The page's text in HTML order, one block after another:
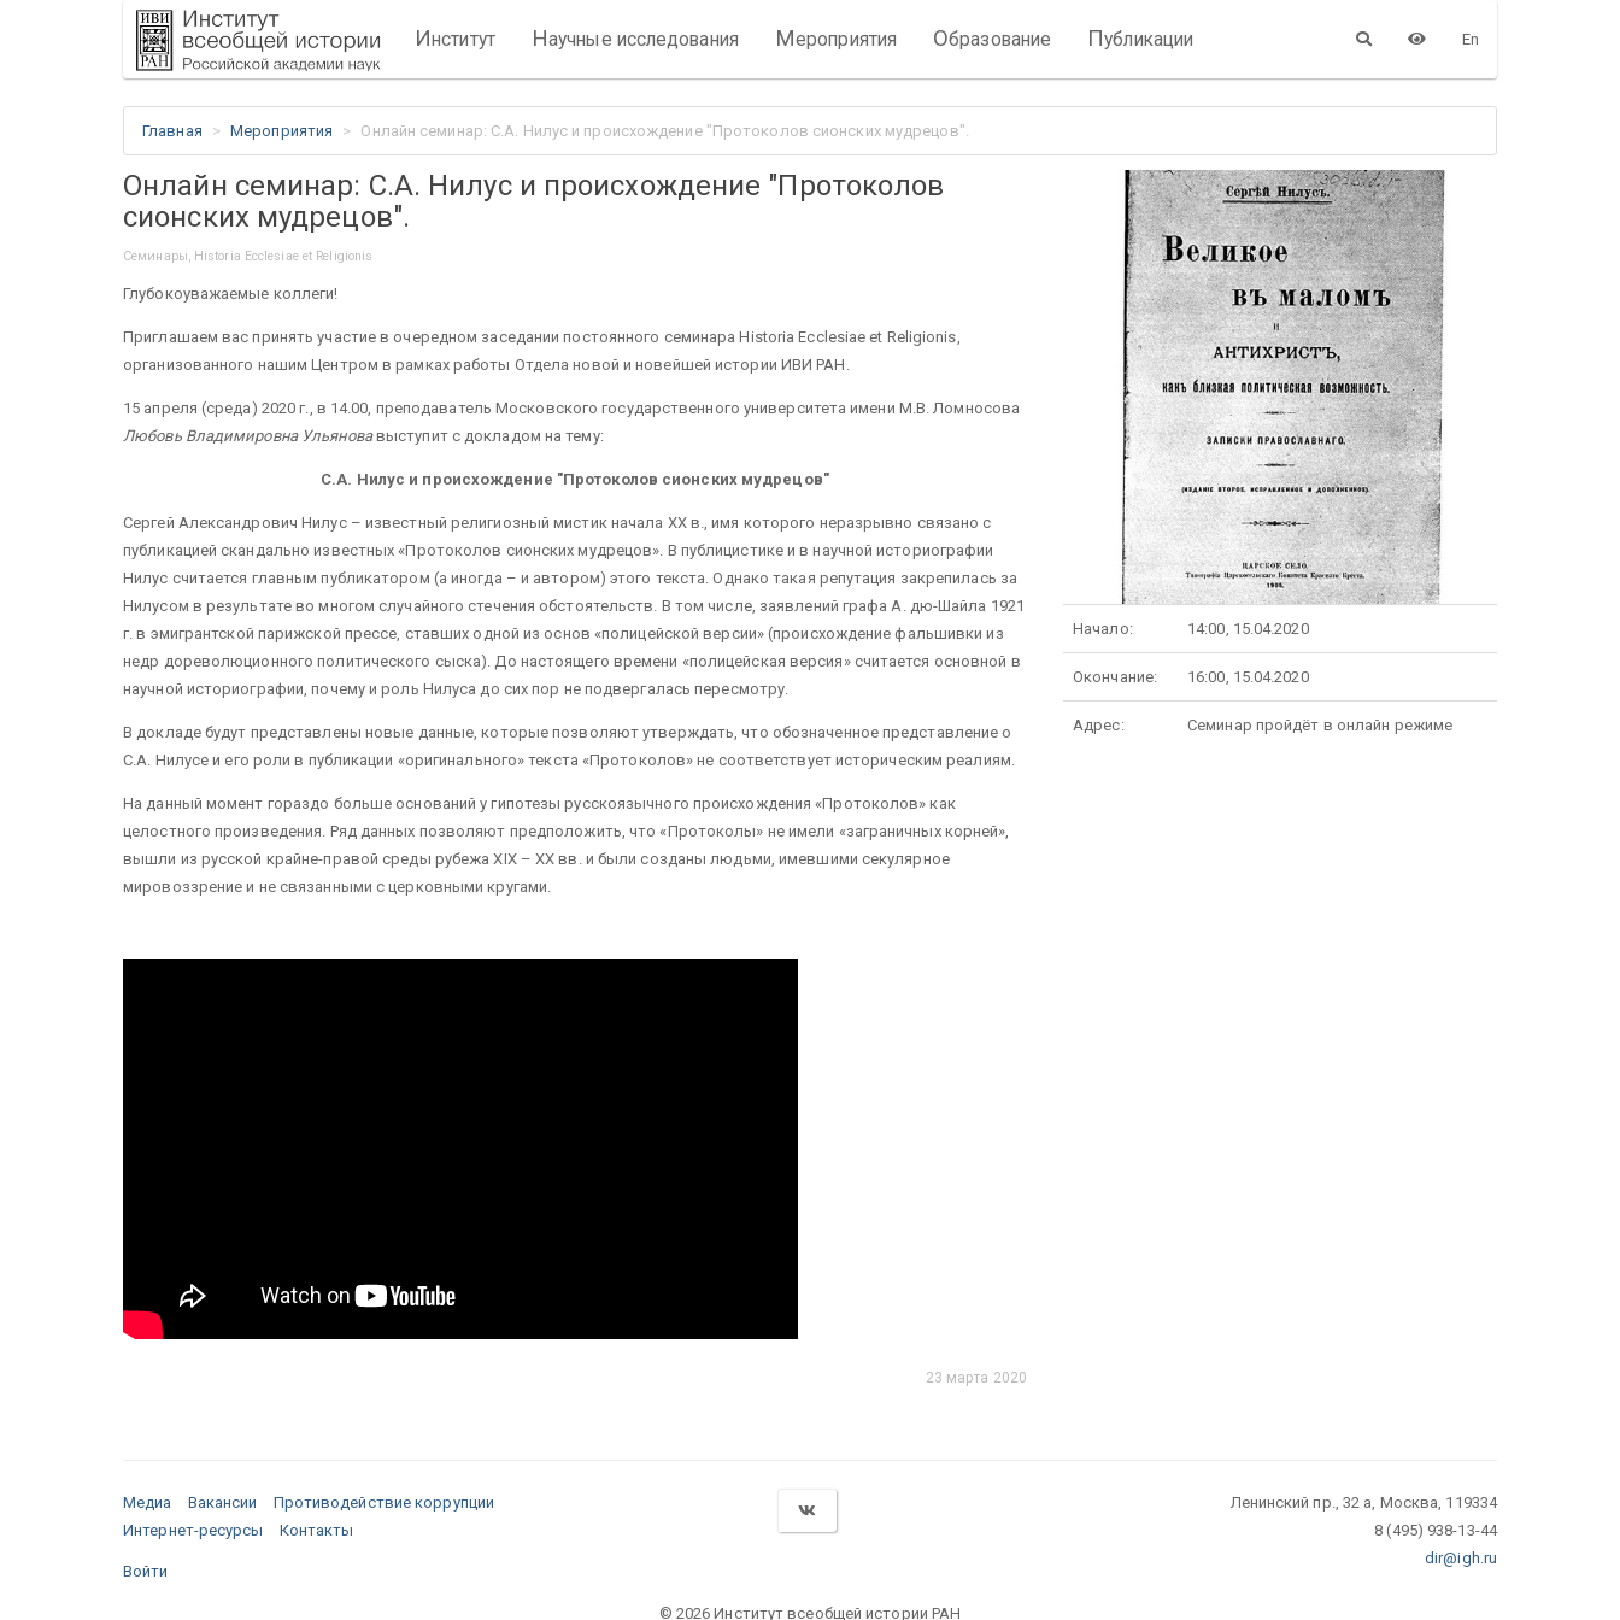
Институт Научные исследования Мероприятия Образование Публикации En
Главная Мероприятия Онлайн семинар: С.А. Нилус и происхождение "Протоколов сионских мудрецов".
Онлайн семинар: С.А. Нилус и происхождение "Протоколов
сионских мудрецов".
Семинары, Historia Ecclesiae et Religionis
Глубокоуважаемые коллеги!
Приглашаем вас принять участие в очередном заседании постоянного семинара Historia Ecclesiae et Religionis,
организованного нашим Центром в рамках работы Отдела новой и новейшей истории ИВИ РАН.
15 апреля (среда) 2020 г., в 14.00, преподаватель Московского государственного университета имени М.В. Ломносова
Любовь Владимировна Ульяновавыступит с докладом на тему:
С.А. Нилус и происхождение "Протоколов сионских мудрецов"
Сергей Александрович Нилус – известный религиозный мистик начала ХХ в., имя которого неразрывно связано с
публикацией скандально известных «Протоколов сионских мудрецов». В публицистике и в научной историографии
Нилус считается главным публикатором (а иногда – и автором) этого текста. Однако такая репутация закрепилась за
Нилусом в результате во многом случайного стечения обстоятельств. В том числе, заявлений графа А. дю-Шайла 1921
г. в эмигрантской парижской прессе, ставших одной из основ «полицейской версии» (происхождение фальшивки из
недр дореволюционного политического сыска). До настоящего времени «полицейская версия» считается основной в
научной историографии, почему и роль Нилуса до сих пор не подвергалась пересмотру.
В докладе будут представлены новые данные, которые позволяют утверждать, что обозначенное представление о
С.А. Нилусе и его роли в публикации «оригинального» текста «Протоколов» не соответствует историческим реалиям.
На данный момент гораздо больше оснований у гипотезы русскоязычного происхождения «Протоколов» как
целостного произведения. Ряд данных позволяют предположить, что «Протоколы» не имели «заграничных корней»,
вышли из русской крайне-правой среды рубежа XIX – ХХ вв. и были созданы людьми, имевшими секулярное
мировоззрение и не связанными с церковными кругами.
23 марта 2020
Начало: 14:00, 15.04.2020
Окончание: 16:00, 15.04.2020
Адрес: Семинар пройдёт в онлайн режиме
Медиа Вакансии
Противодействие коррупции
Интернет-ресурсы
Контакты
Войти
Ленинский пр., 32 а, Москва, 119334
8 (495) 938-13-44
dir@igh.ru
© 2026 Институт всеобщей истории РАН